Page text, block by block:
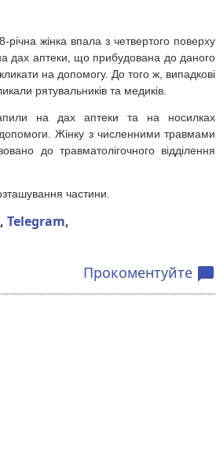
жінка впала з четвертого поверху
дах аптеки, що прибудована до даного
на допомогу. До того ж, випадкові
рятувальників та медиків.
на дах аптеки та на носилках
Жінку з численними травмами
до травматолігочного відділення
частини.
,Telegram,
Прокоментуйте chat_bubble